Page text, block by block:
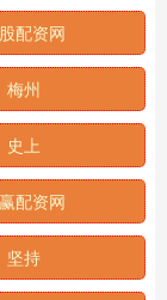
配资网
梅州
史上
配资网
坚持